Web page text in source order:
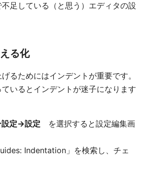
足している（と思う）エディタの設
る化
るためにはインデントが重要です。
いるとインデントが迷子になります
定→設定 を選択すると設定編集画
Indentation」を検索し、チェ